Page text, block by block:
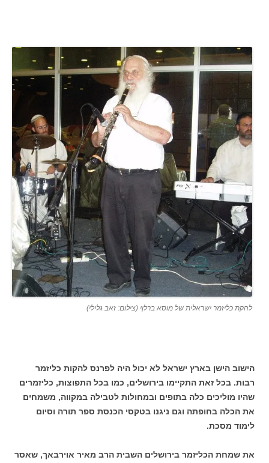
להקת כליזמר ישראלית של מוסא ברלןי (צילום: זאב גלילי)
הישוב הישן בארץ ישראל לא יכול היה לפרנס להקות כליזמר
רבות. בכל זאת התקיימו בירושלים, כמו בכל התפוצות, כליזמרים
שהיו מוליכים כלה בתופים ובמחולות לטבילה במקווה, משמחים
את הכלה בחופתה וגם ניגנו בטקסי הכנסת ספר תורה וסיום
לימוד מסכת.
את שמחת הכליזמר בירושלים השבית הרב מאיר אוירבאך, שאסר